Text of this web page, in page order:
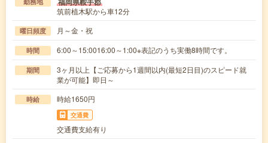
筑前植木駅から車12分
曜日頻度 月～金・祝
時間 6:00～15:0016:00～1:00※表記のうち実働8時間です。
期間
3ヶ月以上【ご応募から1週間以内(最短2日目)のスピード就
業が可能】即日～
時給 時給1650円
交通費
交通費支給有り